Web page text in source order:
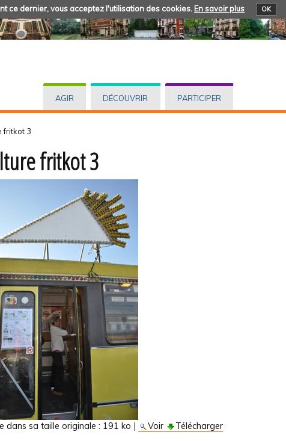
ce dernier, vous acceptez l'utilisation des cookies. En savoir plus OK
AGIR DÉCOUVRIR PARTICIPER
fritkot 3
fritkot 3
dans sa taille originale : 191 ko | Voir Télécharger